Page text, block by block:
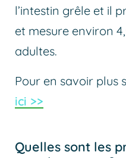
l’intestin grêle et il
et mesure environ
adultes.
Pour en savoir plus
ici >>
Quelles sont les